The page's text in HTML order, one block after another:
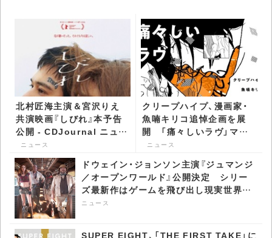
北村匠海主演＆宮沢りえ
共演映画『しびれ』本予告
公開 - CDJournal ニュー
ス
ニュース
クリープハイプ、漫画家・
魚喃キリコ追悼企画を展
開 「痛々しいラヴ」マン
ガMV公開も -
CDJournal ニュース
ニュース
ドウェイン・ジョンソン主演『ジュマンジ
／オープンワールド』公開決定 シリー
ズ最新作はゲームを飛び出し現実世界へ
- CDJournal ニュース
ニュース
SUPER EIGHT、「THE FIRST TAKE」に